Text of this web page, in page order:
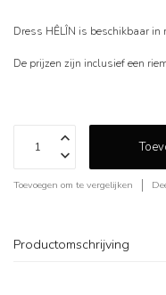
Dress HÊLÎN is beschikbaar in
De prijzen zijn inclusief een
Toevoegen om te vergelijken
Productomschrijving